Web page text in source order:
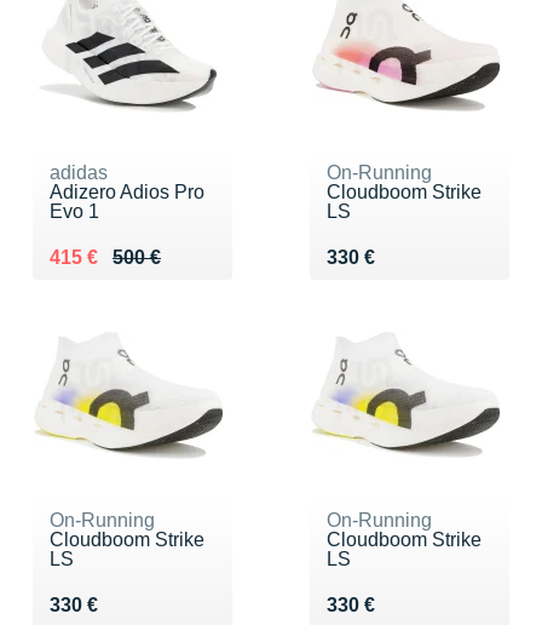
adidas
Adizero Adios Pro
Evo 1
500 €
Au lieu de 500 €
415 €
Vendu 415 €
On-Running
Cloudboom Strike
LS
330 €
Vendu 330 €
On-Running
Cloudboom Strike
LS
330 €
Vendu 330 €
On-Running
Cloudboom Strike
LS
330 €
Vendu 330 €